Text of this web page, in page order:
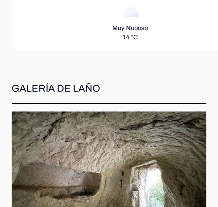
Muy Nuboso
14 °C
GALERÍA DE LAÑO